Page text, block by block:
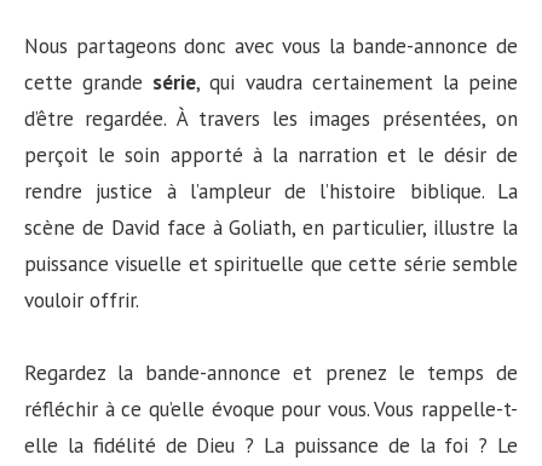
Nous partageons donc avec vous la bande-annonce de
cette grande série, qui vaudra certainement la peine
d’être regardée. À travers les images présentées, on
perçoit le soin apporté à la narration et le désir de
rendre justice à l’ampleur de l’histoire biblique. La
scène de David face à Goliath, en particulier, illustre la
puissance visuelle et spirituelle que cette série semble
vouloir offrir.
Regardez la bande-annonce et prenez le temps de
réfléchir à ce qu’elle évoque pour vous. Vous rappelle-t-
elle la fidélité de Dieu ? La puissance de la foi ? Le